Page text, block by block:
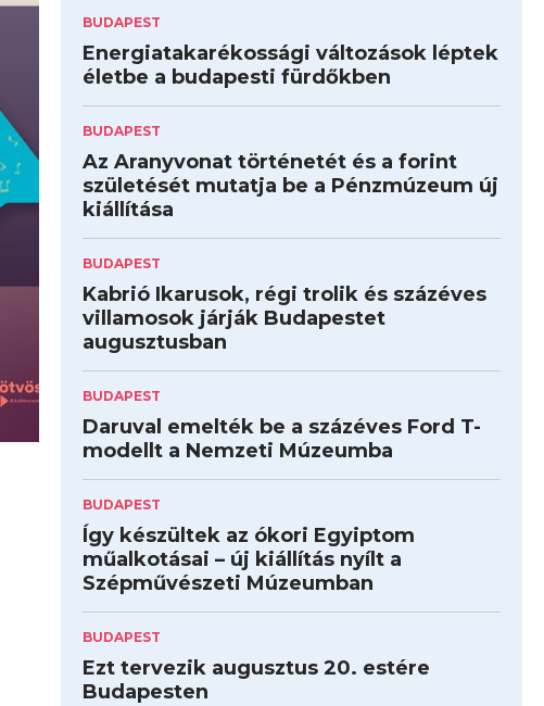
BUDAPEST
Energiatakarékossági változások léptek
életbe a budapesti fürdőkben
BUDAPEST
Az Aranyvonat történetét és a forint
születését mutatja be a Pénzmúzeum új
kiállítása
BUDAPEST
Kabrió Ikarusok, régi trolik és százéves
villamosok járják Budapestet
augusztusban
BUDAPEST
Daruval emelték be a százéves Ford T-
modellt a Nemzeti Múzeumba
BUDAPEST
Így készültek az ókori Egyiptom
műalkotásai – új kiállítás nyílt a
Szépművészeti Múzeumban
BUDAPEST
Ezt tervezik augusztus 20. estére
Budapesten